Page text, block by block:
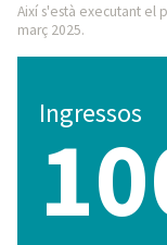
Així s'està executant el
març 2025.
Ingressos